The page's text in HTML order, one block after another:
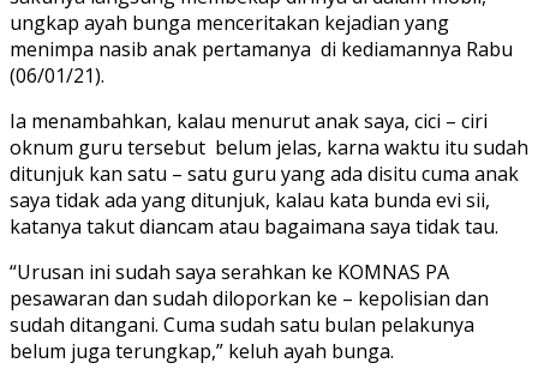
ungkap ayah bunga menceritakan kejadian yang
menimpa nasib anak pertamanya di kediamannya Rabu
(06/01/21).
Ia menambahkan, kalau menurut anak saya, cici – ciri
oknum guru tersebut belum jelas, karna waktu itu sudah
ditunjuk kan satu – satu guru yang ada disitu cuma anak
saya tidak ada yang ditunjuk, kalau kata bunda evi sii,
katanya takut diancam atau bagaimana saya tidak tau.
“Urusan ini sudah saya serahkan ke KOMNAS PA
pesawaran dan sudah diloporkan ke – kepolisian dan
sudah ditangani. Cuma sudah satu bulan pelakunya
belum juga terungkap,” keluh ayah bunga.